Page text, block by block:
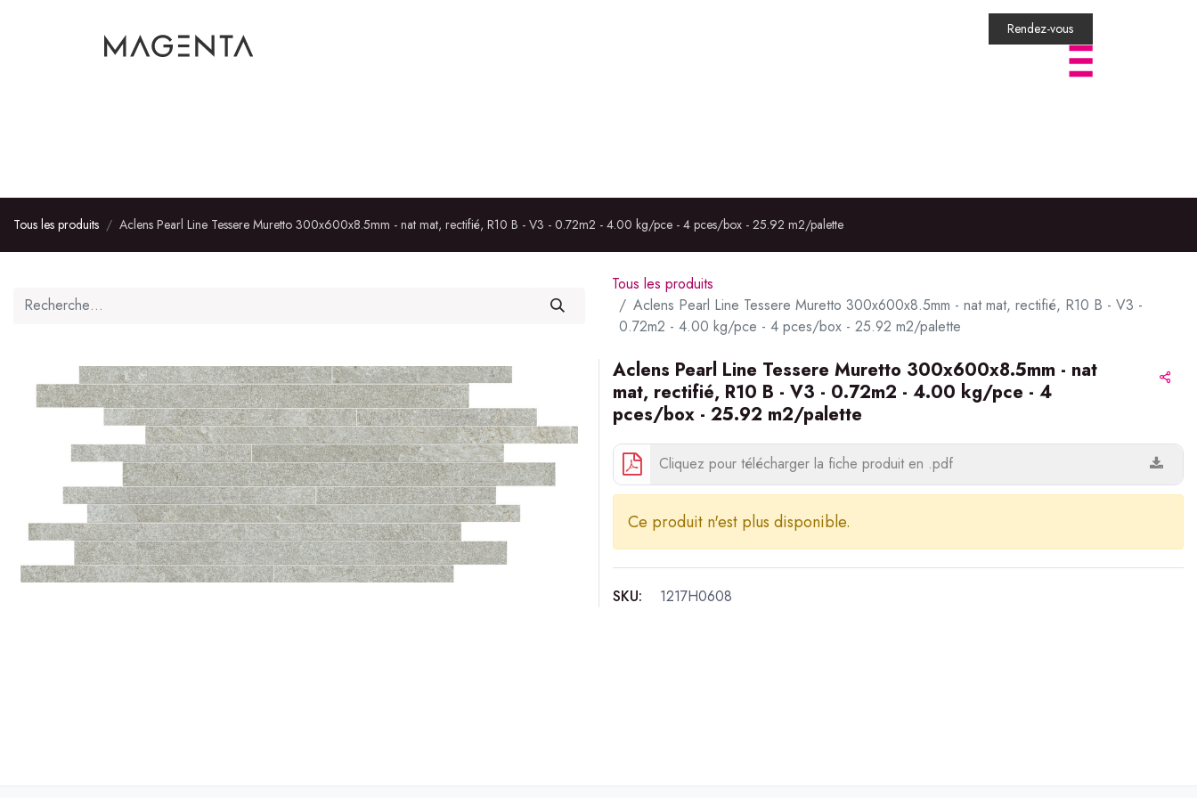
MON COMPTE Logistique
​​​​​​​​​​​​Rendez-vous
Tous les produits Aclens Pearl Line Tessere Muretto 300x600x8.5mm - nat mat, rectifié, R10 B - V3 - 0.72m2 - 4.00 kg/pce - 4 pces/box - 25.92 m2/palette
Tous les produits
Aclens Pearl Line Tessere Muretto 300x600x8.5mm - nat mat, rectifié, R10 B - V3 -
0.72m2 - 4.00 kg/pce - 4 pces/box - 25.92 m2/palette
Aclens Pearl Line Tessere Muretto 300x600x8.5mm - nat
mat, rectifié, R10 B - V3 - 0.72m2 - 4.00 kg/pce - 4
pces/box - 25.92 m2/palette
Cliquez pour télécharger la fiche produit en .pdf
Ce produit n'est plus disponible.
SKU: 1217H0608